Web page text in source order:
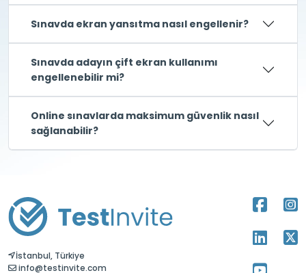
Sınavda ekran yansıtma nasıl engellenir?
Sınavda adayın çift ekran kullanımı
engellenebilir mi?
Online sınavlarda maksimum güvenlik nasıl
sağlanabilir?
İstanbul, Türkiye
info@testinvite.com